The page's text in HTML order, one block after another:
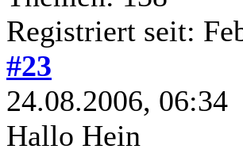
Registriert seit:
#23
24.08.2006, 06:34
Hallo Hein